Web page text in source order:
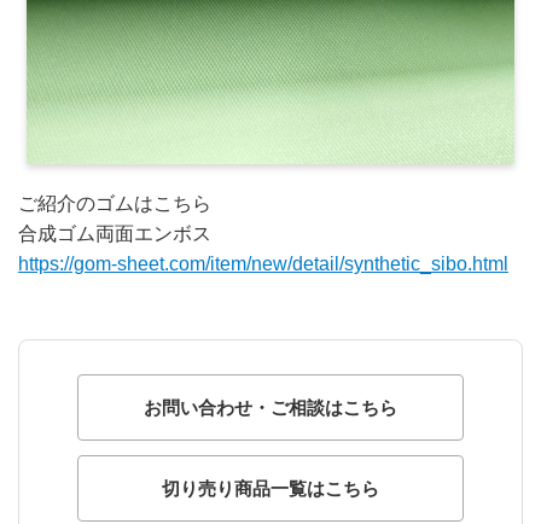
ご紹介のゴムはこちら
合成ゴム両面エンボス
https://gom-sheet.com/item/new/detail/synthetic_sibo.html
お問い合わせ・ご相談はこちら
切り売り商品一覧はこちら